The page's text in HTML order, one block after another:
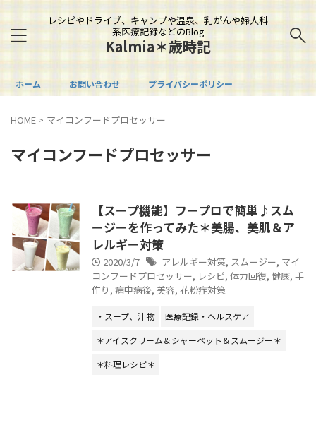
レシピやドライブ、キャンプや温泉、乳がんや婦人科
系医療記録などのBlog
Kalmia＊歳時記
ホーム お問い合わせ プライバシーポリシー
HOME > マイコンフードプロセッサー
マイコンフードプロセッサー
【スープ機能】フープロで簡単♪スム
ージーを作ってみた＊美腸、美肌＆ア
レルギー対策
2020/3/7 アレルギー対策, スムージー, マイ
コンフードプロセッサー, レシピ, 体力回復, 健康, 手
作り , 病中病後, 美容, 花粉症対策
・スープ、汁物
医療記録・ヘルスケア
＊アイスクリーム＆シャーベット＆スムージー＊
＊料理レシピ＊